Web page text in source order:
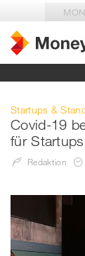
Startups &
Covid-19
für Startups
Redaktion